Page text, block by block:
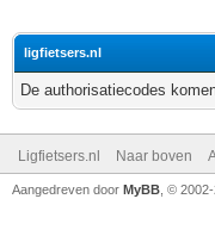
ligfietsers.nl
De authorisatiecodes
Ligfietsers.nl Naar boven
Aangedreven door MyBB , ©